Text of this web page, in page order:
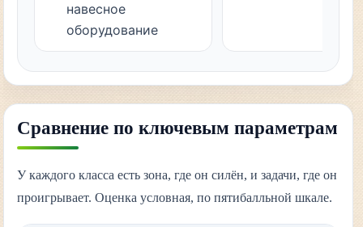
навесное
оборудование
Сравнение по ключевым параметрам
У каждого класса есть зона, где он силён, и задачи, где он
проигрывает. Оценка условная, по пятибалльной шкале.